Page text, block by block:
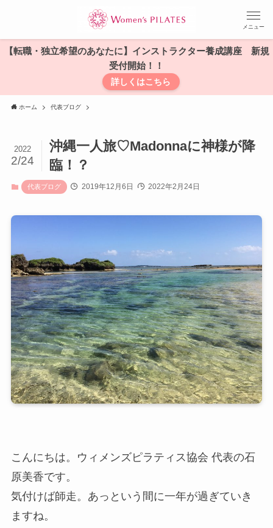
メニュー
【転職・独立希望のあなたに】インストラクター養成講座 新規
受付開始！！
詳しくはこちら
ホーム 代表ブログ
沖縄一人旅♡Madonnaに神様が降
臨！？
2022
2/24
代表ブログ 2019年12月6日 2022年2月24日
こんにちは。ウィメンズピラティス協会 代表の石
原美香です。
気付けば師走。あっという間に一年が過ぎていき
ますね。